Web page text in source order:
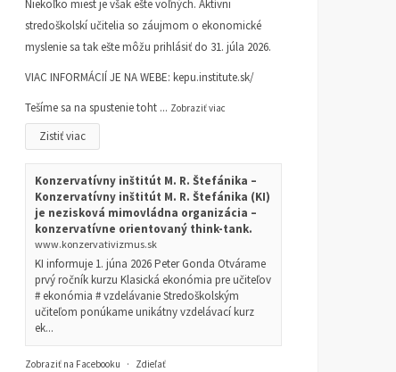
Niekoľko miest je však ešte voľných. Aktívni
stredoškolskí učitelia so záujmom o ekonomické
myslenie sa tak ešte môžu prihlásiť do 31. júla 2026.
VIAC INFORMÁCIÍ JE NA WEBE: kepu.institute.sk/
Tešíme sa na spustenie toht ... Zobraziť viac
Zistiť viac
Konzervatívny inštitút M. R. Štefánika –
Konzervatívny inštitút M. R. Štefánika (KI)
je nezisková mimovládna organizácia –
konzervatívne orientovaný think-tank.
www.konzervativizmus.sk
KI informuje 1. júna 2026 Peter Gonda Otvárame
prvý ročník kurzu Klasická ekonómia pre učiteľov
# ekonómia # vzdelávanie Stredoškolským
učiteľom ponúkame unikátny vzdelávací kurz
ek...
Zobraziť na Facebooku · Zdieľať